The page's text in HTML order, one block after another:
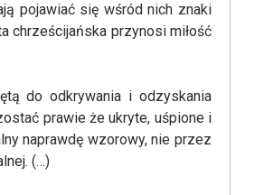
pojawiać się wśród nich znaki
chrześcijańska przynosi miłość
do odkrywania i odzyskania
prawie że ukryte, uśpione i
naprawdę wzorowy, nie przez
(…)